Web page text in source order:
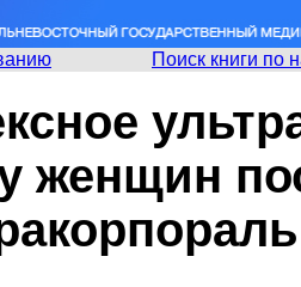
Поиск книги по
женщин